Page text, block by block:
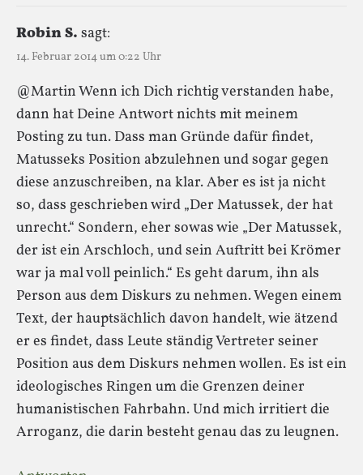
Robin S. sagt:
14. Februar 2014 um 0:22 Uhr
@Martin Wenn ich Dich richtig verstanden habe,
dann hat Deine Antwort nichts mit meinem
Posting zu tun. Dass man Gründe dafür findet,
Matusseks Position abzulehnen und sogar gegen
diese anzuschreiben, na klar. Aber es ist ja nicht
so, dass geschrieben wird „Der Matussek, der hat
unrecht.“ Sondern, eher sowas wie „Der Matussek,
der ist ein Arschloch, und sein Auftritt bei Krömer
war ja mal voll peinlich.“ Es geht darum, ihn als
Person aus dem Diskurs zu nehmen. Wegen einem
Text, der hauptsächlich davon handelt, wie ätzend
er es findet, dass Leute ständig Vertreter seiner
Position aus dem Diskurs nehmen wollen. Es ist ein
ideologisches Ringen um die Grenzen deiner
humanistischen Fahrbahn. Und mich irritiert die
Arroganz, die darin besteht genau das zu leugnen.